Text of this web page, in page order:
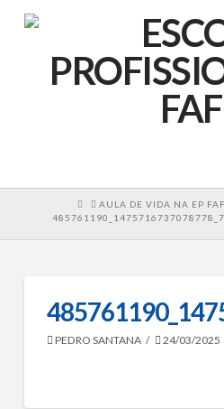
HOMEAULA DE VIDA NA EP
PEDRO SANTANA 24/03/2025